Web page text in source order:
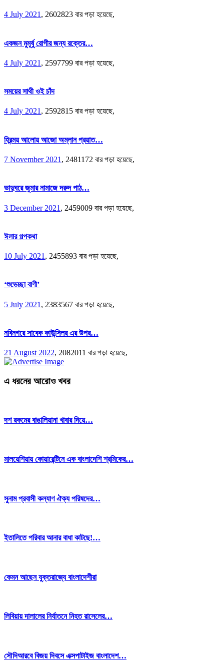
4 July 2021, 2602823 বার পড়া হয়েছে,
একজন মুমূর্ষু রোগীর জন্য রক্তের…
4 July 2021 , 2597799 বার পড়া হয়েছে,
সময়ের সাথী ওই চাঁদ
4 July 2021, 2592815 বার পড়া হয়েছে,
হিরন্ময় আলোয় আজো অম্লান প্রয়াত…
7 November 2021 , 2481172 বার পড়া হয়েছে,
ভাদুঘরে জুমার নামাজে দরুদ পাঠ…
3 December 2021 , 2459009 বার পড়া হয়েছে,
ঈলার গল্পকথা
10 July 2021 , 2455893 বার পড়া হয়েছে,
‘শুভেচ্ছা বাণী’
5 July 2021 , 2383567 বার পড়া হয়েছে,
নবিনগরে সাবেক কাউন্সিলর এর উপর…
21 August 2022, 2082011 বার পড়া হয়েছে,
এ ধরনের আরোও খবর
দশ রকমের বাঙালিয়ানা খাবার দিয়ে…
মালয়েশিয়ায় কোয়ারেন্টিনে এক বাংলাদেশি শ্রমিকের…
সুনাম প্রবাসী কল্যাণ ঐক্য পরিষদের…
ইতালিতে পরিবার আনার বাধা কাটছে!…
কেমন আছেন যুক্তরাজ্যে বাংলাদেশীরা
লিবিয়ায় দালালের নির্যাতনে নিহত রাসেলের…
সৌদিআরবে বিজয় দিবসে এক্সপাটাইজ বাংলাদেশ…